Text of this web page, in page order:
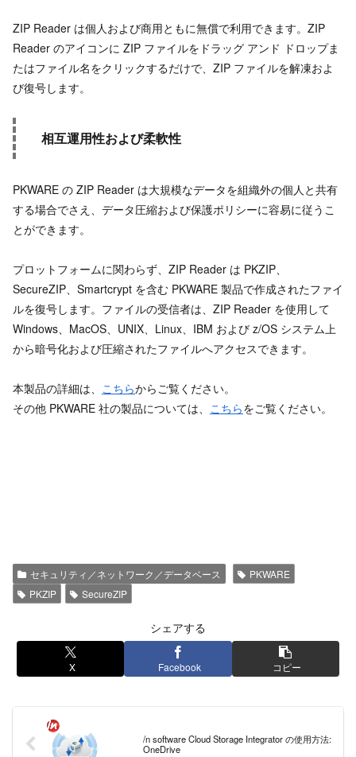
ZIP Reader は個人および商用ともに無償で利用できます。ZIP
Reader のアイコンに ZIP ファイルをドラッグ アンド ドロップま
たはファイル名をクリックするだけで、ZIP ファイルを解凍およ
び復号します。
相互運用性および柔軟性
PKWARE の ZIP Reader は大規模なデータを組織外の個人と共有
する場合でさえ、データ圧縮および保護ポリシーに容易に従うこ
とができます。
プロットフォームに関わらず、ZIP Reader は PKZIP、
SecureZIP、Smartcrypt を含む PKWARE 製品で作成されたファイ
ルを復号します。ファイルの受信者は、ZIP Reader を使用して
Windows、MacOS、UNIX、Linux、IBM および z/OS システム上
から暗号化および圧縮されたファイルへアクセスできます。
本製品の詳細は、 こちらからご覧ください。
その他 PKWARE 社の製品については、 こちらをご覧ください。
セキュリティ／ネットワーク／データベース
PKWARE
PKZIP
SecureZIP
シェアする
X Facebook コピー
/n software Cloud Storage Integrator の使用方法:
OneDrive